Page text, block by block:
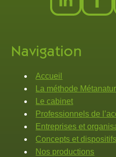
Navigation
Accueil
La méthode
Le cabinet
Professionnels de
Entreprises et
Concepts et
Nos productions